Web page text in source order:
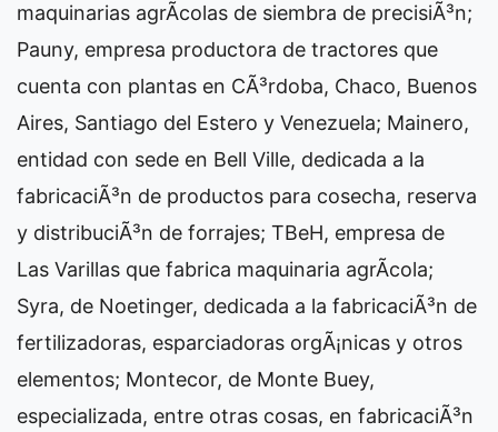
maquinarias agrÃ­colas de siembra de precisiÃ³n;
Pauny, empresa productora de tractores que
cuenta con plantas en CÃ³rdoba, Chaco, Buenos
Aires, Santiago del Estero y Venezuela; Mainero,
entidad con sede en Bell Ville, dedicada a la
fabricaciÃ³n de productos para cosecha, reserva
y distribuciÃ³n de forrajes; TBeH, empresa de
Las Varillas que fabrica maquinaria agrÃ­cola;
Syra, de Noetinger, dedicada a la fabricaciÃ³n de
fertilizadoras, esparciadoras orgÃ¡nicas y otros
elementos; Montecor, de Monte Buey,
especializada, entre otras cosas, en fabricaciÃ³n